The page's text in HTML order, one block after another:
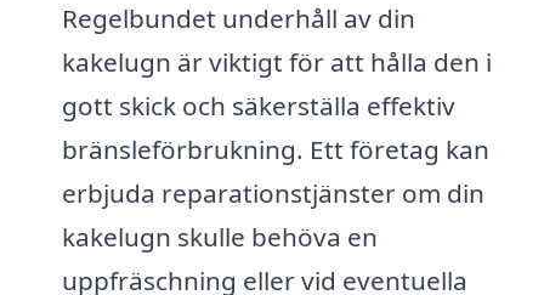
Regelbundet underhåll av din
kakelugn är viktigt för att hålla den i
gott skick och säkerställa effektiv
bränsleförbrukning. Ett företag kan
erbjuda reparationstjänster om din
kakelugn skulle behöva en
uppfräschning eller vid eventuella